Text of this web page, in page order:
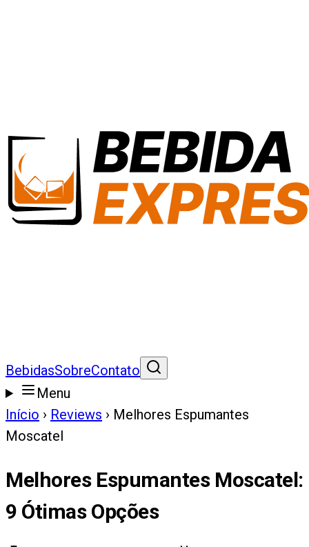
BebidasSobreContato
Menu
Início › Reviews › Melhores Espumantes
Moscatel
Melhores Espumantes Moscatel:
9 Ótimas Opções